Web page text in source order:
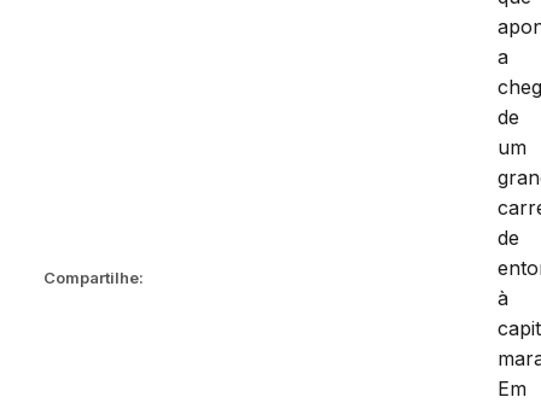
Compartilhe:
a
de
um
de
à
Em